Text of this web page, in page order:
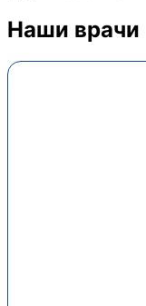
Наши врачи